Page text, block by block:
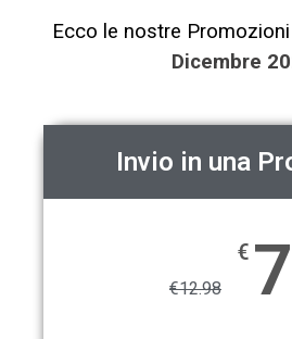
Ecco le nostre
Dicembre
Invio in una
€12.98
€ 7